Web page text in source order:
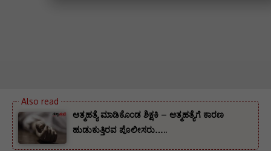
ಆತ್ಮಹತ್ಯೆ ಮಾಡಿಕೊಂಡ ಶಿಕ್ಷಕಿ – ಆತ್ಮಹತ್ಯೆಗೆ ಕಾರಣ
ಹುಡುಕುತ್ತಿರವ ಪೊಲೀಸರು…..